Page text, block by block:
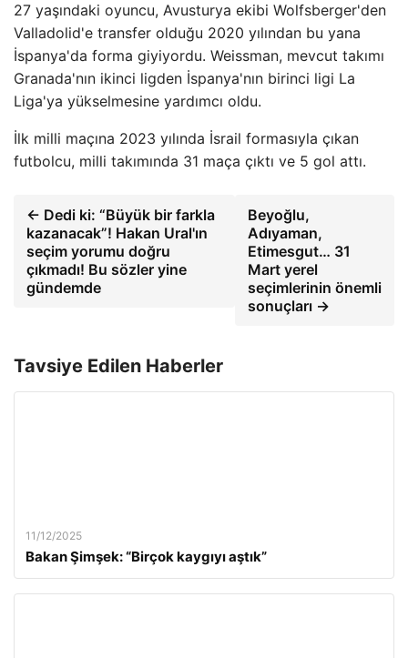
27 yaşındaki oyuncu, Avusturya ekibi Wolfsberger'den
Valladolid'e transfer olduğu 2020 yılından bu yana
İspanya'da forma giyiyordu. Weissman, mevcut takımı
Granada'nın ikinci ligden İspanya'nın birinci ligi La
Liga'ya yükselmesine yardımcı oldu.
İlk milli maçına 2023 yılında İsrail formasıyla çıkan
futbolcu, milli takımında 31 maça çıktı ve 5 gol attı.
← Dedi ki: “Büyük bir farkla
kazanacak”! Hakan Ural'ın
seçim yorumu doğru
çıkmadı! Bu sözler yine
gündemde
Beyoğlu,
Adıyaman,
Etimesgut… 31
Mart yerel
seçimlerinin önemli
sonuçları →
Tavsiye Edilen Haberler
11/12/2025
Bakan Şimşek: “Birçok kaygıyı aştık”